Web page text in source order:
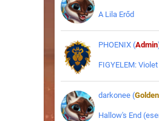
A Lila Erőd
PHOENIX (Admin
FIGYELEM:
darkonee (Golden
Hallow's End